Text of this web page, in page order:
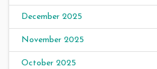
December 2025
November 2025
October 2025